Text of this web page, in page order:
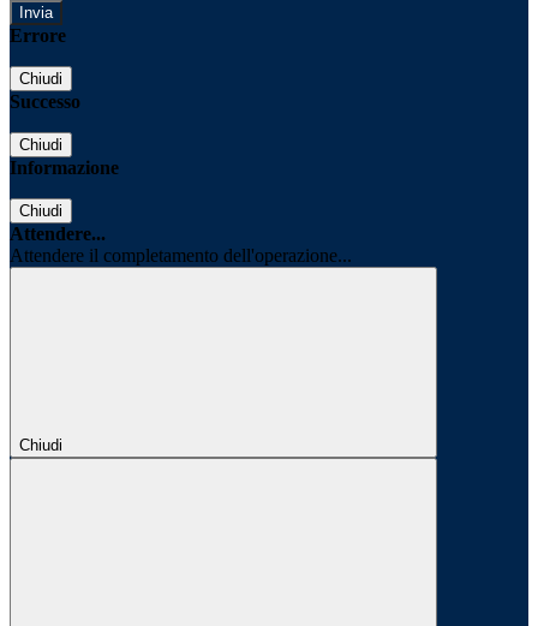
Errore
Chiudi
Successo
Chiudi
Informazione
Chiudi
Attendere...
Attendere il completamento dell'operazione...
Chiudi